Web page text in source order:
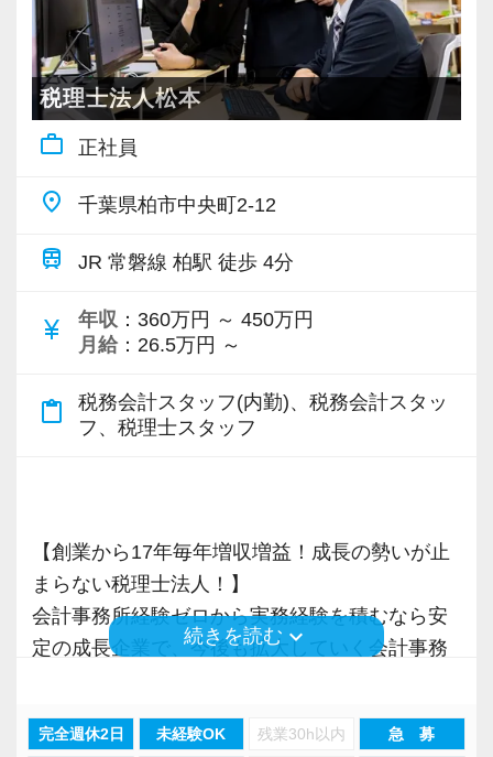
税理士法人松本
work_outline 正社員
place 千葉県柏市中央町2-12
train JR 常磐線 柏駅 徒歩 4分
currency_yen 年収 ：360万円 ～ 450万円
月給 ：26.5万円 ～
content_paste
税務会計スタッフ(内勤)、税務会計スタッ
フ、税理士スタッフ
【創業から17年毎年増収増益！成長の勢いが止
まらない税理士法人！】
会計事務所経験ゼロから実務経験を積むなら安
定の成長企業で、今後も拡大していく会計事務
現在当社では「渋谷」「新宿」「錦糸町」
続きを読む keyboard_arrow_down
完全週休2日 未経験OK 残業30h以内 急 募